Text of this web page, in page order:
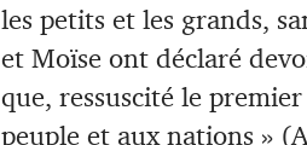
les petits et les grands,
et Moïse ont déclaré
que, ressuscité le
peuple et aux nations » (